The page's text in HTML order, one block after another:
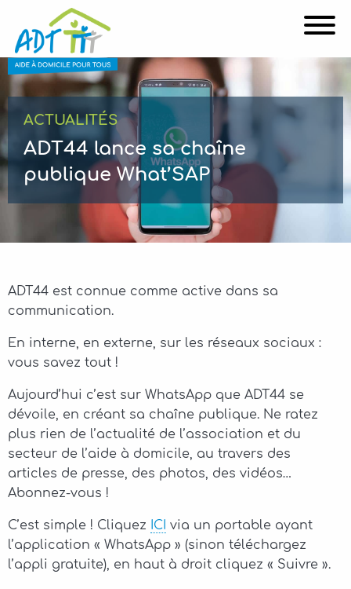
ACTUALITÉS
ADT44 lance sa chaîne
publique What’SAP
ADT44 est connue comme active dans sa
communication.
En interne, en externe, sur les réseaux sociaux :
vous savez tout !
Aujourd’hui c’est sur WhatsApp que ADT44 se
dévoile, en créant sa chaîne publique. Ne ratez
plus rien de l’actualité de l’association et du
secteur de l’aide à domicile, au travers des
articles de presse, des photos, des vidéos…
Abonnez-vous !
C’est simple ! Cliquez ICI via un portable ayant
l’application « WhatsApp » (sinon téléchargez
l’appli gratuite), en haut à droit cliquez « Suivre ».